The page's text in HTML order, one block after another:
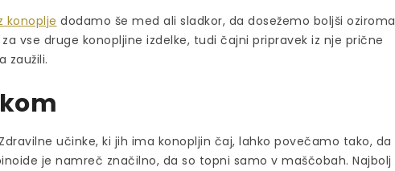
konoplje dodamo še med ali sladkor, da dosežemo boljši oziroma
vse druge konopljine izdelke, tudi čajni pripravek iz nje prične
zaužili.
učinke, ki jih ima konopljin čaj, lahko povečamo tako, da
je namreč značilno, da so topni samo v maščobah. Najbolj